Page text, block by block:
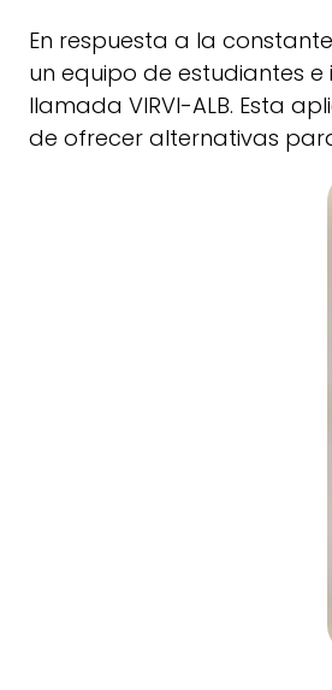
En respuesta a la
un equipo de estudiantes
llamada VIRVI-ALB. Esta
de ofrecer alternativas